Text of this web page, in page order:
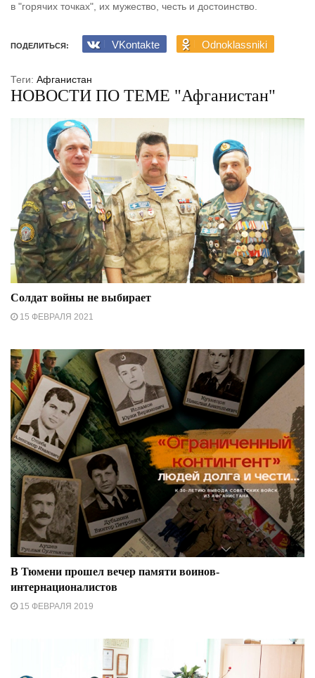
в "горячих точках", их мужество, честь и достоинство.
ПОДЕЛИТЬСЯ: VKontakte Odnoklassniki
Теги: Афганистан
НОВОСТИ ПО ТЕМЕ "Афганистан"
Солдат войны не выбирает
15 ФЕВРАЛЯ 2021
В Тюмени прошел вечер памяти воинов-
интернационалистов
15 ФЕВРАЛЯ 2019